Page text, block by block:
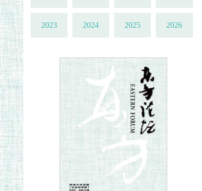
2023 2024 2025 2026